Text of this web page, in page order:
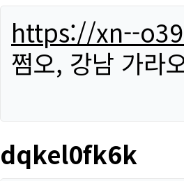
https://xn--
쩜오, 강남 가라
dqkel0fk6k